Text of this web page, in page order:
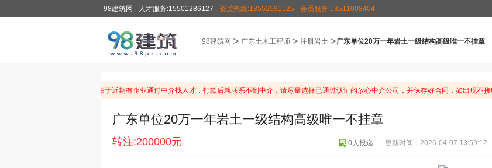
98建筑网 人才服务:15501286127 资质热线:13552591125 会员服务:13511008404
98建筑网 > 广东土木工程师 > 注册岩土 >广东单位20万一年岩土一级结构高级唯一不挂章
温馨提示：由于近期有企业通过中介找人才，打款后就联系不到中介，请尽量选择已通过认证的放心中介公司，并保存好合同，如出现不接
广东单位20万一年岩土一级结构高级唯一不挂章
转注:200000元 更新时间：2026-04-07
0人投递